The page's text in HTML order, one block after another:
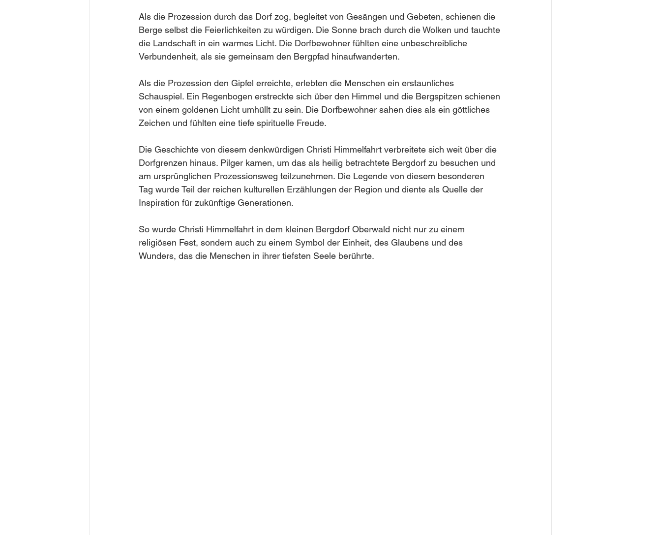
Als die Prozession durch das Dorf zog, begleitet von Gesängen und Gebeten, schienen die
Berge selbst die Feierlichkeiten zu würdigen. Die Sonne brach durch die Wolken und tauchte
die Landschaft in ein warmes Licht. Die Dorfbewohner fühlten eine unbeschreibliche
Verbundenheit, als sie gemeinsam den Bergpfad hinaufwanderten.
Als die Prozession den Gipfel erreichte, erlebten die Menschen ein erstaunliches
Schauspiel. Ein Regenbogen erstreckte sich über den Himmel und die Bergspitzen schienen
von einem goldenen Licht umhüllt zu sein. Die Dorfbewohner sahen dies als ein göttliches
Zeichen und fühlten eine tiefe spirituelle Freude.
Die Geschichte von diesem denkwürdigen Christi Himmelfahrt verbreitete sich weit über die
Dorfgrenzen hinaus. Pilger kamen, um das als heilig betrachtete Bergdorf zu besuchen und
am ursprünglichen Prozessionsweg teilzunehmen. Die Legende von diesem besonderen
Tag wurde Teil der reichen kulturellen Erzählungen der Region und diente als Quelle der
Inspiration für zukünftige Generationen.
So wurde Christi Himmelfahrt in dem kleinen Bergdorf Oberwald nicht nur zu einem
religiösen Fest, sondern auch zu einem Symbol der Einheit, des Glaubens und des
Wunders, das die Menschen in ihrer tiefsten Seele berührte.